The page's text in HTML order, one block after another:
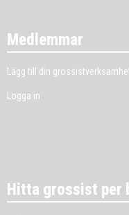
Medlemmar
Lägg till din
Logga in
Hitta grossist per